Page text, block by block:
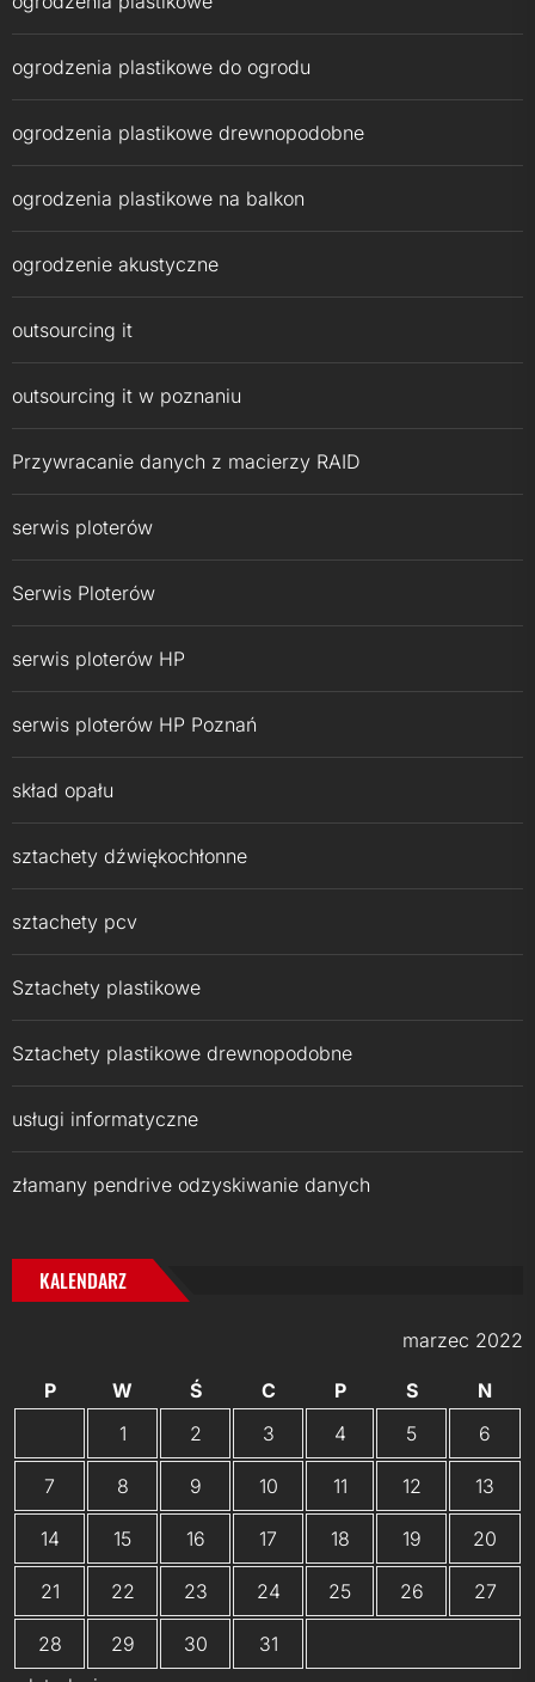
ogrodzenia plastikowe do ogrodu
ogrodzenia plastikowe drewnopodobne
ogrodzenia plastikowe na balkon
ogrodzenie akustyczne
outsourcing it
outsourcing it w poznaniu
Przywracanie danych z macierzy RAID
serwis ploterów
Serwis Ploterów
serwis ploterów HP
serwis ploterów HP Poznań
skład opału
sztachety dźwiękochłonne
sztachety pcv
Sztachety plastikowe
Sztachety plastikowe drewnopodobne
usługi informatyczne
złamany pendrive odzyskiwanie danych
KALENDARZ
marzec 2022
P W Ś C P S
N
1
2 3 4 5 6
7 8 9 10 11 12 13
14 15 16 17 18 19 20
21 22 23 24 25 26 27
28 29 30
31